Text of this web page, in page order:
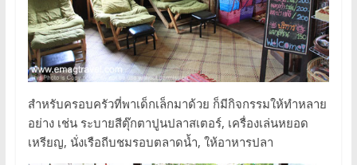
สำหรับครอบครัวที่พาเด็กเล็กมาด้วย ก็มีกิจกรรมให้ทำหลาย
อย่าง เช่น ระบายสีตุ๊กตาปูนปลาสเตอร์, เครื่องเล่นหยอด
เหรียญ, นั่งเรือถีบชมรอบตลาดน้ำ, ให้อาหารปลา